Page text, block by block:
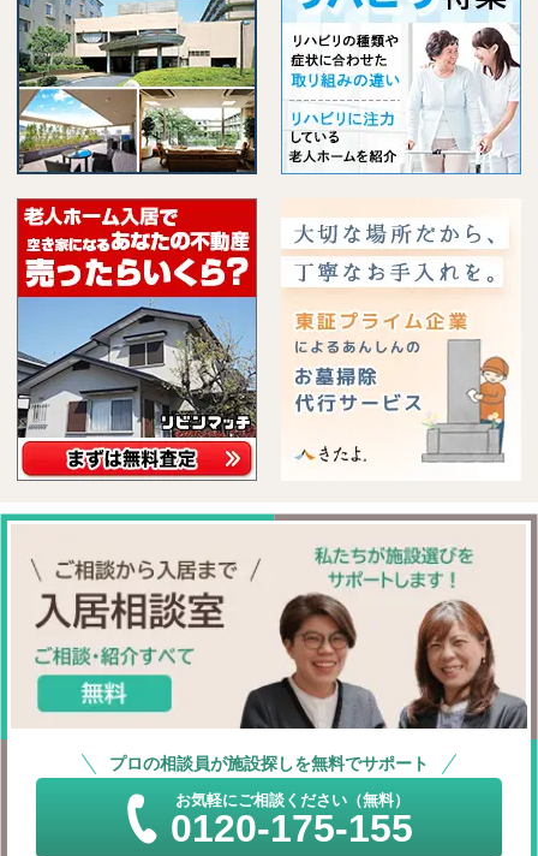
プロの相談員が施設探しを無料でサポート
お気軽にご相談ください（無料）
0120-175-155